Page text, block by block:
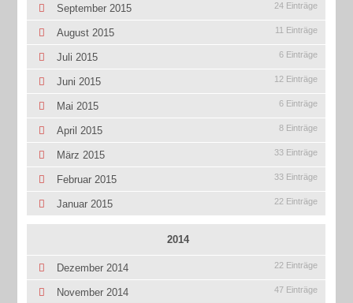
September 2015 24 Einträge
August 2015 11 Einträge
Juli 2015 6 Einträge
Juni 2015 12 Einträge
Mai 2015 6 Einträge
April 2015 8 Einträge
März 2015 33 Einträge
Februar 2015 33 Einträge
Januar 2015 22 Einträge
2014
Dezember 2014 22 Einträge
November 2014 47 Einträge